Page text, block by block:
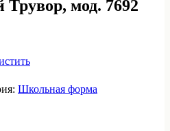
мод. 7692
Школьная форма